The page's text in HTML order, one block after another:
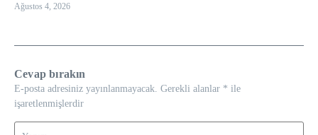
Ağustos 4, 2026
Cevap bırakın
E-posta adresiniz yayınlanmayacak. Gerekli alanlar * ile
işaretlenmişlerdir